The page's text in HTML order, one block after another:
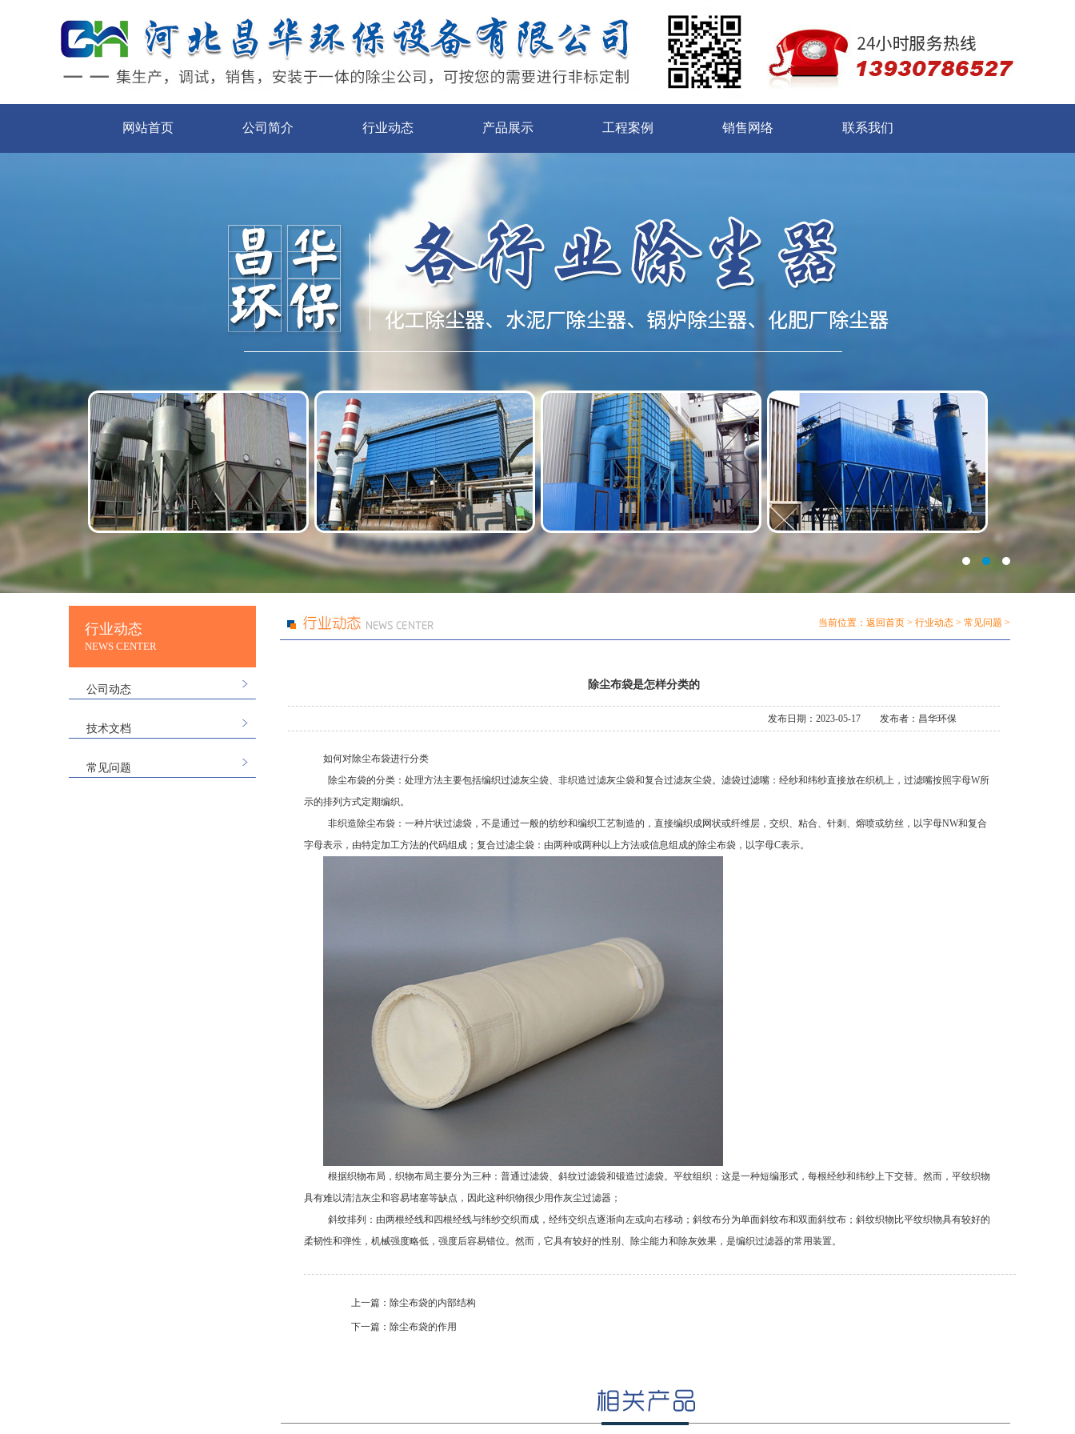
网站首页 公司简介 行业动态 产品展示 工程案例 销售网络 联系我们
行业动态
NEWS CENTER
公司动态
技术文档
常见问题
当前位置： 返回首页 > 行业动态 > 常见问题 >
除尘布袋是怎样分类的
发布者：昌华环保
发布日期：2023-05-17
如何对除尘布袋进行分类
除尘布袋的分类：处理方法主要包括编织过滤灰尘袋、非织造过滤灰尘袋和复合过滤灰尘袋。滤袋过滤嘴：经纱和纬纱直接放在织机上，过滤嘴按照字母W所
示的排列方式定期编织。
非织造除尘布袋：一种片状过滤袋，不是通过一般的纺纱和编织工艺制造的，直接编织成网状或纤维层，交织、粘合、针刺、熔喷或纺丝，以字母NW和复合
字母表示，由特定加工方法的代码组成；复合过滤尘袋：由两种或两种以上方法或信息组成的除尘布袋，以字母C表示。
根据织物布局，织物布局主要分为三种：普通过滤袋、斜纹过滤袋和锻造过滤袋。平纹组织：这是一种短编形式，每根经纱和纬纱上下交替。然而，平纹织物
具有难以清洁灰尘和容易堵塞等缺点，因此这种织物很少用作灰尘过滤器；
斜纹排列：由两根经线和四根经线与纬纱交织而成，经纬交织点逐渐向左或向右移动；斜纹布分为单面斜纹布和双面斜纹布；斜纹织物比平纹织物具有较好的
柔韧性和弹性，机械强度略低，强度后容易错位。然而，它具有较好的性别、除尘能力和除灰效果，是编织过滤器的常用装置。
上一篇： 除尘布袋的内部结构
下一篇： 除尘布袋的作用